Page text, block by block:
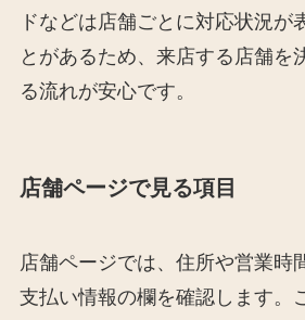
ドなどは店舗ごとに対応状況が
とがあるため、来店する店舗を
る流れが安心です。
店舗ページで見る項目
店舗ページでは、住所や営業時
支払い情報の欄を確認します。